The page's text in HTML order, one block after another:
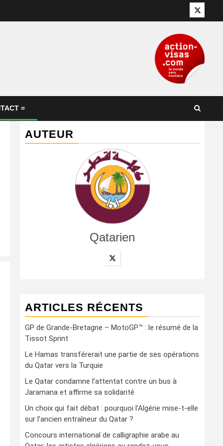
Twitter
=
AUTEUR
Qatarien
ARTICLES RÉCENTS
GP de Grande-Bretagne – MotoGP™ : le résumé de la
Tissot Sprint
Le Hamas transférerait une partie de ses opérations
du Qatar vers la Turquie
Le Qatar condamne l’attentat contre un bus à
Jaramana et affirme sa solidarité
Un choix qui fait débat : pourquoi l’Algérie mise-t-elle
sur l’ancien entraîneur du Qatar ?
Concours international de calligraphie arabe au